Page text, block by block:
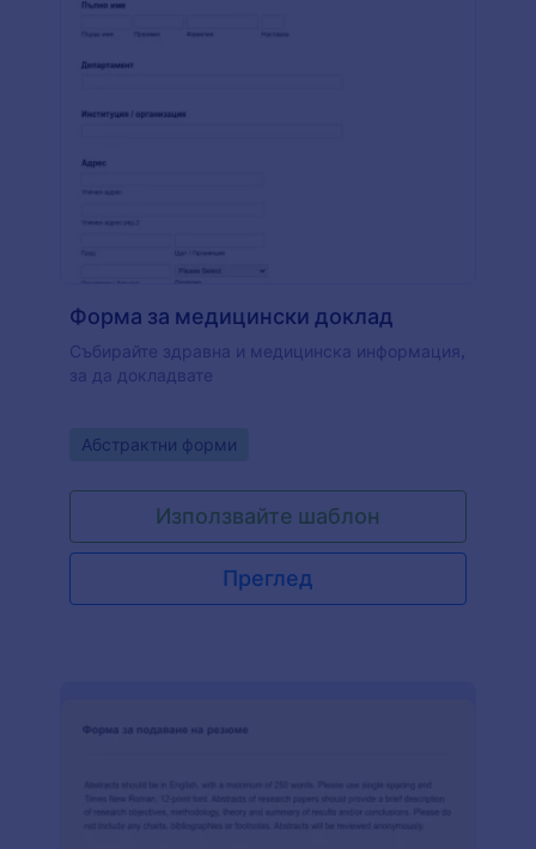
Форма за медицински доклад
Събирайте здравна и медицинска информация,
за да докладвате
Go to Category:
Абстрактни форми
Използвайте шаблон
Преглед